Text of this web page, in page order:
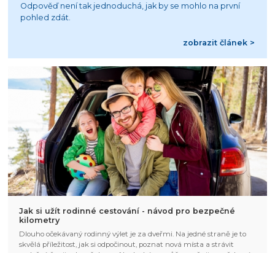
Odpověď není tak jednoduchá, jak by se mohlo na první
pohled zdát.
zobrazit článek >
Jak si užít rodinné cestování - návod pro bezpečné
kilometry
Dlouho očekávaný rodinný výlet je za dveřmi. Na jedné straně je to
skvělá příležitost, jak si odpočinout, poznat nová místa a strávit